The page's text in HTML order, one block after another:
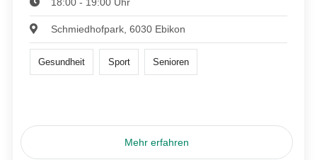
18:00 - 19:00 Uhr
Schmiedhofpark, 6030 Ebikon
Gesundheit Sport Senioren
Mehr erfahren